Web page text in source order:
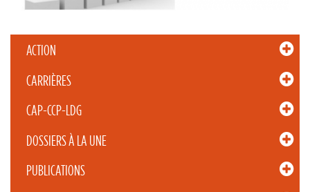
ACTION
CARRIÈRES
CAP-CCP-LDG
DOSSIERS À LA UNE
PUBLICATIONS